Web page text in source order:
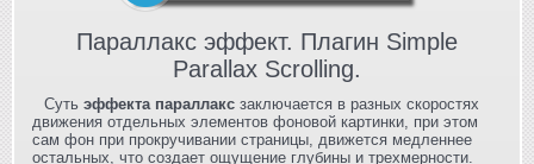
Параллакс эффект. Плагин Simple
Parallax Scrolling.
Суть эффекта параллакс заключается в разных скоростях
движения отдельных элементов фоновой картинки, при этом
сам фон при прокручивании страницы, движется медленнее
остальных, что создает ощущение глубины и трехмерности.